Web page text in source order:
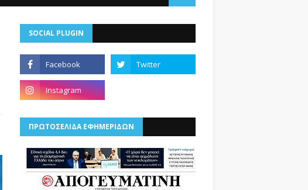
SOCIAL PLUGIN
ΠΡΩΤΟΣΕΛΙΔΑ ΕΦΗΜΕΡΙΔΩΝ